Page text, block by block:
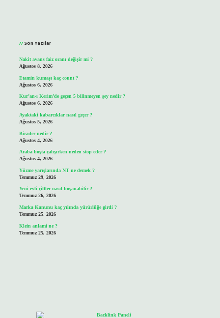
Son Yazılar
Nakit avans faiz oranı değişir mi ?
Ağustos 8, 2026
Etamin kumaşı kaç count ?
Ağustos 6, 2026
Kur’an-ı Kerim’de geçen 5 bilinmeyen şey nedir ?
Ağustos 6, 2026
Ayaktaki kabarcıklar nasıl geçer ?
Ağustos 5, 2026
Birader nedir ?
Ağustos 4, 2026
Araba boşta çalışırken neden stop eder ?
Ağustos 4, 2026
Yüzme yarışlarında NT ne demek ?
Temmuz 29, 2026
Yeni evli çiftler nasıl boşanabilir ?
Temmuz 26, 2026
Marka Kanunu kaç yılında yürürlüğe girdi ?
Temmuz 25, 2026
Klein anlami ne ?
Temmuz 25, 2026